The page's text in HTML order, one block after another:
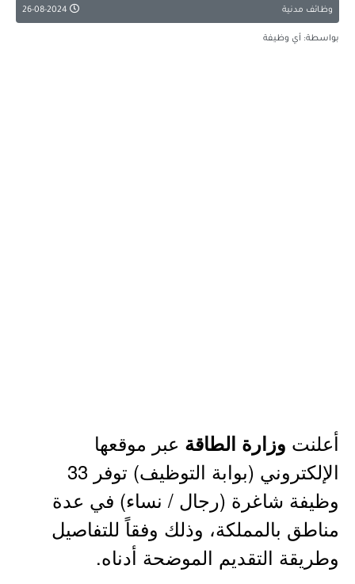
وظائف مدنية
بواسطة: أي وظيفة
أعلنت وزارة الطاقة عبر موقعها
الإلكتروني (بوابة التوظيف) توفر 33
وظيفة شاغرة (رجال / نساء) في عدة
مناطق بالمملكة، وذلك وفقاً للتفاصيل
وطريقة التقديم الموضحة أدناه.